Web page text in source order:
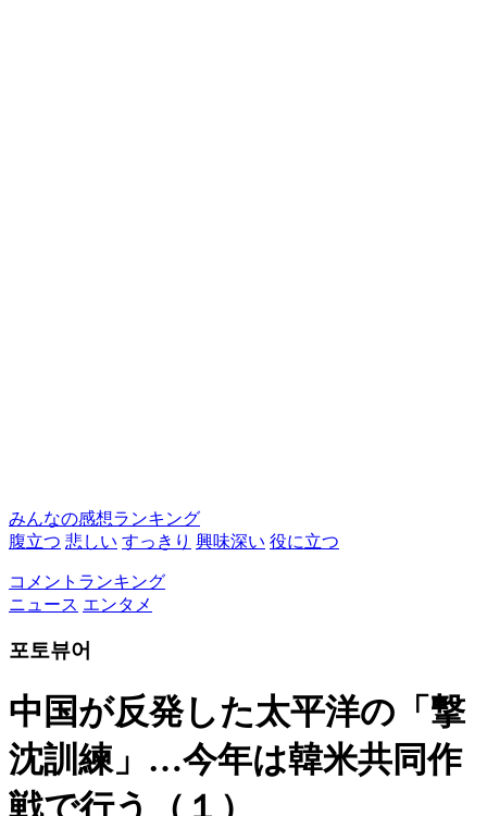
みんなの感想ランキング
腹立つ 悲しい すっきり 興味深い 役に立つ
コメントランキング
ニュース エンタメ
포토뷰어
中国が反発した太平洋の「撃
沈訓練」…今年は韓米共同作
戦で行う（１）